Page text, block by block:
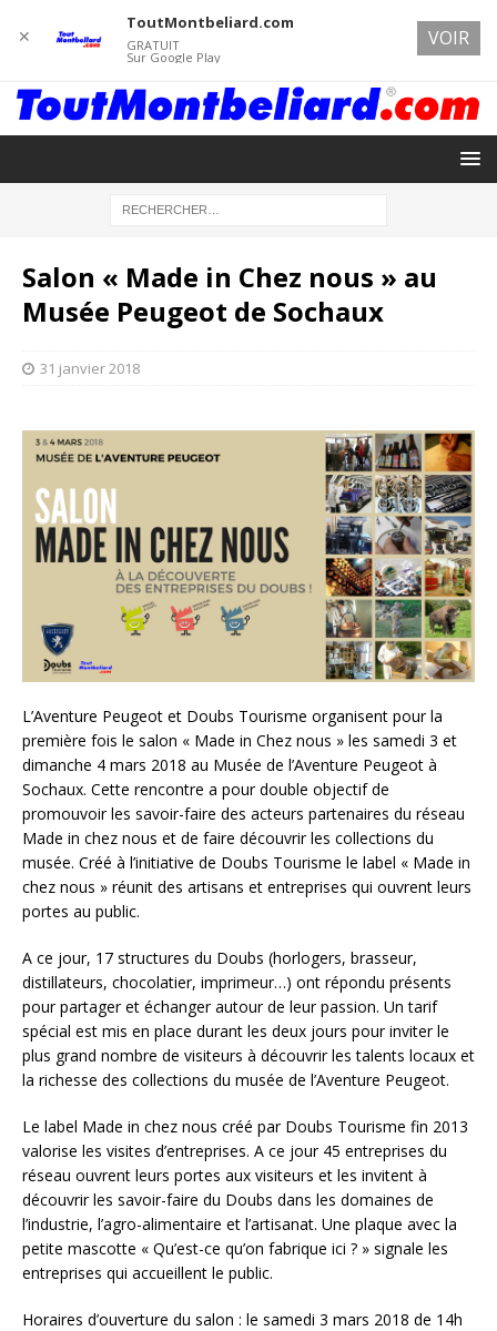
Salon « Made in Chez nous » au
Musée Peugeot de Sochaux
31 janvier 2018
L’Aventure Peugeot et Doubs Tourisme organisent pour la
première fois le salon « Made in Chez nous » les samedi 3 et
dimanche 4 mars 2018 au Musée de l’Aventure Peugeot à
Sochaux. Cette rencontre a pour double objectif de
promouvoir les savoir-faire des acteurs partenaires du réseau
Made in chez nous et de faire découvrir les collections du
musée. Créé à l’initiative de Doubs Tourisme le label « Made in
chez nous » réunit des artisans et entreprises qui ouvrent leurs
portes au public.
A ce jour, 17 structures du Doubs (horlogers, brasseur,
distillateurs, chocolatier, imprimeur…) ont répondu présents
pour partager et échanger autour de leur passion. Un tarif
spécial est mis en place durant les deux jours pour inviter le
plus grand nombre de visiteurs à découvrir les talents locaux et
la richesse des collections du musée de l’Aventure Peugeot.
Le label Made in chez nous créé par Doubs Tourisme fin 2013
valorise les visites d’entreprises. A ce jour 45 entreprises du
réseau ouvrent leurs portes aux visiteurs et les invitent à
découvrir les savoir-faire du Doubs dans les domaines de
l’industrie, l’agro-alimentaire et l’artisanat. Une plaque avec la
petite mascotte « Qu’est-ce qu’on fabrique ici ? » signale les
entreprises qui accueillent le public.
Horaires d’ouverture du salon : le samedi 3 mars 2018 de 14h
✕
ToutMontbeliard.com
GRATUIT
Sur Google Play
VOIR